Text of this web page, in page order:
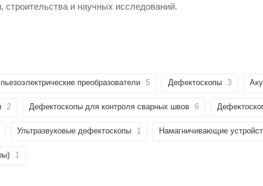
и научных исследований.
преобразователи 5 Дефектоскопы 3
2 Дефектоскопы для контроля сварных швов 6
Ультразвуковые дефектоскопы 1 Намагничивающие
1